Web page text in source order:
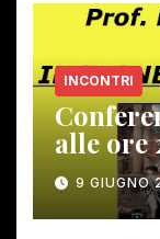
INCONTRI
alle ore
9